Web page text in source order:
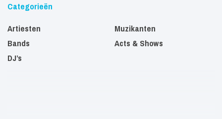
Categorieën
Artiesten
Bands
DJ’s
Muzikanten
Acts & Shows